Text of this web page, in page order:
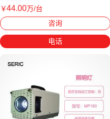
￥44.00万/台
咨询
电话